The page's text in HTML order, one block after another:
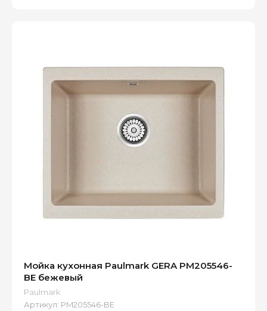
Мойка кухонная Paulmark GERA PM205546-
BE бежевый
Paulmark
Артикул: PM205546-BE